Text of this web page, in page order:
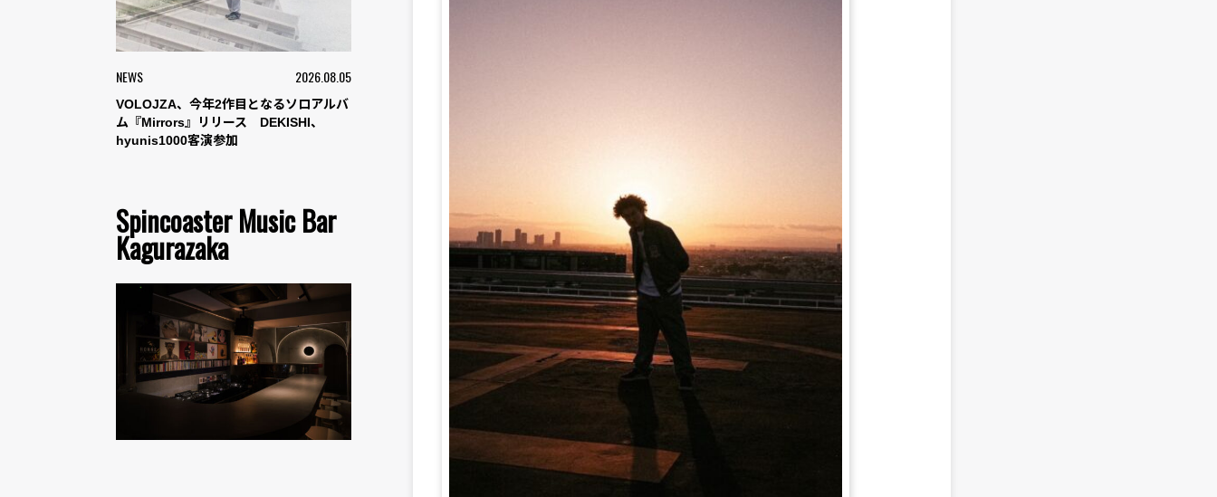
NEWS 2026.08.05
VOLOJZA、今年2作目となるソロアルバ
ム『Mirrors』リリース DEKISHI、
hyunis1000客演参加
Spincoaster Music Bar
Kagurazaka